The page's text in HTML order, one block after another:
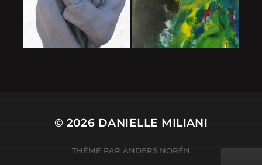
© 2026 DANIELLE MILIANI
THÈME PAR ANDERS NORÉN